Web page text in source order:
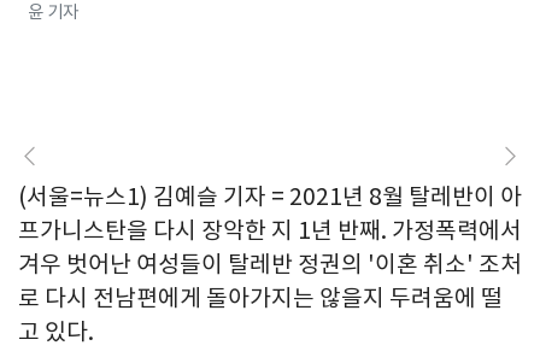
윤 기자
(서울=뉴스1) 김예슬 기자 = 2021년 8월 탈레반이 아
프가니스탄을 다시 장악한 지 1년 반째. 가정폭력에서
겨우 벗어난 여성들이 탈레반 정권의 '이혼 취소' 조처
로 다시 전남편에게 돌아가지는 않을지 두려움에 떨
고 있다.